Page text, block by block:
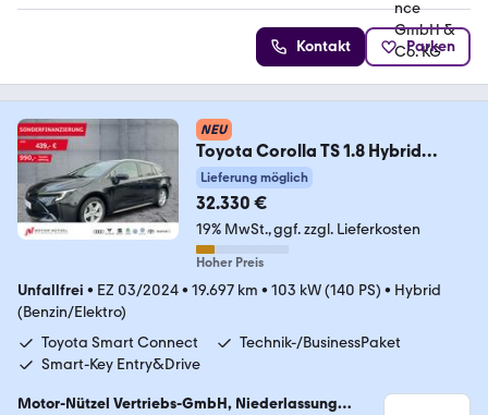
Kontakt Parken
NEU
Toyota Corolla TS 1.8 Hybrid
TEAM D Bi-LED+NAV+SHZ+RFK
Lieferung möglich
32.330 €
19% MwSt. ggf. zzgl. Lieferkosten
Hoher Preis
Unfallfrei • EZ 03/2024• 19.697 km • 103 kW (140 PS) • Hybrid
(Benzin/Elektro)
Toyota Smart Connect
Technik-/BusinessPaket
Smart-Key Entry&Drive
Motor-Nützel Vertriebs-GmbH, Niederlassung